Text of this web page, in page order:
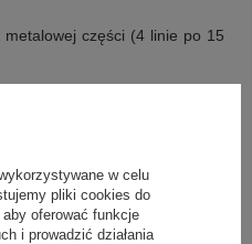
części (4 linie po 15
na piórze? Odpowiedź:
długości około 30 znaków.
w celu
pliki cookies do
aby oferować funkcje
i prowadzić działania